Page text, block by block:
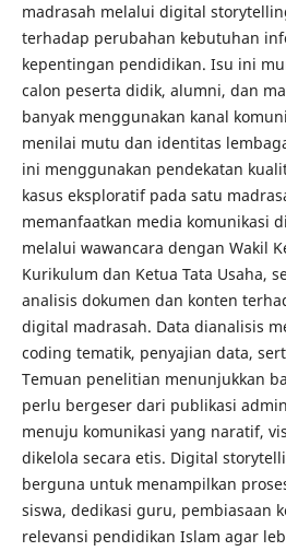
madrasah melalui digital
terhadap perubahan kebutuhan
kepentingan pendidikan. Isu ini
calon peserta didik, alumni, dan
banyak menggunakan kanal
menilai mutu dan identitas
ini menggunakan pendekatan
kasus eksploratif pada satu
memanfaatkan media komunikasi
melalui wawancara dengan Wakil
Kurikulum dan Ketua Tata Usaha,
analisis dokumen dan konten
digital madrasah. Data dianalisis
coding tematik, penyajian data,
Temuan penelitian menunjukkan
perlu bergeser dari publikasi
menuju komunikasi yang naratif,
dikelola secara etis. Digital
berguna untuk menampilkan
siswa, dedikasi guru, pembiasaan
relevansi pendidikan Islam agar